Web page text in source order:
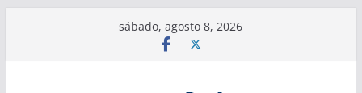
sábado, agosto 8, 2026